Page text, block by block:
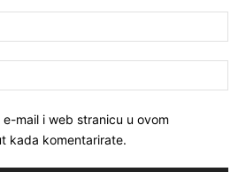
mail i web stranicu u ovom
kada komentarirate.